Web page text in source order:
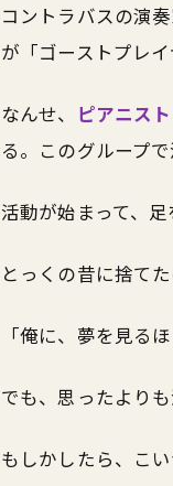
コントラバスの演
が「ゴーストプレ
なんせ、 ピアニスト
る。このグループ
活動が始まって、
とっくの昔に捨て
「俺に、夢を見る
でも、思ったより
もしかしたら、こ